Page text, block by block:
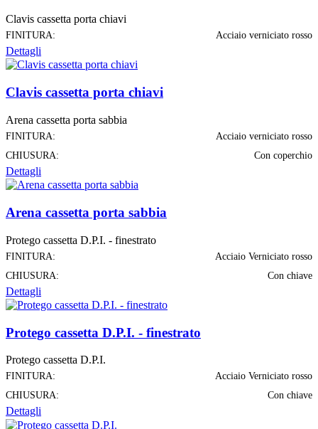
Clavis cassetta porta chiavi
FINITURA: Acciaio verniciato rosso
Dettagli
Clavis cassetta porta chiavi
Arena cassetta porta sabbia
FINITURA:
Acciaio verniciato rosso
CHIUSURA:
Con coperchio
Dettagli
Arena cassetta porta sabbia
Protego cassetta D.P.I. - finestrato
FINITURA:
Acciaio Verniciato rosso
CHIUSURA:
Con chiave
Dettagli
Protego cassetta D.P.I. - finestrato
Protego cassetta D.P.I.
FINITURA:
Acciaio Verniciato rosso
CHIUSURA:
Con chiave
Dettagli